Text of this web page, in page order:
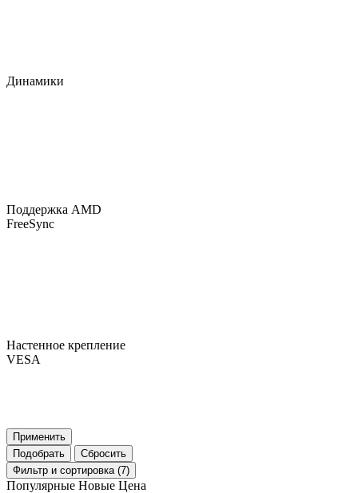
Динамики
Поддержка AMD
FreeSync
Настенное крепление
VESA
Применить
Подобрать
Сбросить
Фильтр и сортировка (7)
Популярные Новые Цена